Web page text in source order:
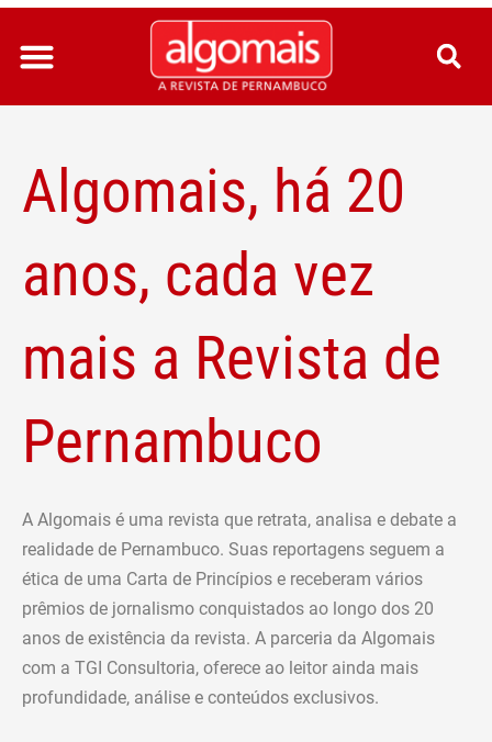
Ir
para
conteúdo
Algomais, há 20
anos, cada vez
mais a Revista de
Pernambuco
A Algomais é uma revista que retrata, analisa e debate a
realidade de Pernambuco. Suas reportagens seguem a
ética de uma Carta de Princípios e receberam vários
prêmios de jornalismo conquistados ao longo dos 20
anos de existência da revista. A parceria da Algomais
com a TGI Consultoria, oferece ao leitor ainda mais
profundidade, análise e conteúdos exclusivos.